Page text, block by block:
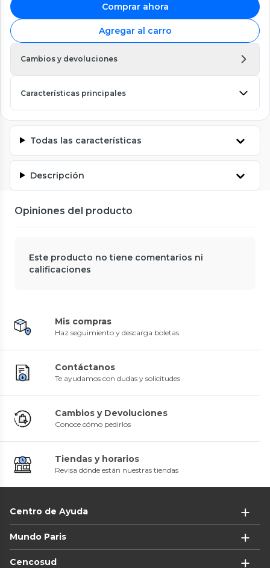
Comprar ahora
Agregar al carro
Cambios y devoluciones
Características principales
Todas las características
Descripción
Opiniones del producto
Este producto no tiene comentarios ni
calificaciones
Mis compras
Haz seguimiento y descarga boletas
Contáctanos
Te ayudamos con dudas y solicitudes
Cambios y Devoluciones
Conoce cómo pedirlos
Tiendas y horarios
Revisa dónde están nuestras tiendas
Centro de Ayuda
Mundo Paris
Cencosud